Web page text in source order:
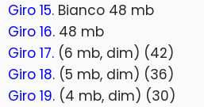
Giro 15. Bianco 48 mb
Giro 16. 48 mb
Giro 17. (6 mb, dim) (42)
Giro 18. (5 mb, dim) (36)
Giro 19. (4 mb, dim) (30)